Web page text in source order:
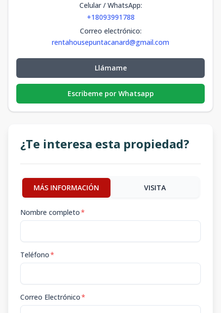
Celular / WhatsApp:
+18093991788
Correo electrónico:
rentahousepuntacanard@gmail.com
Llámame
Escribeme por Whatsapp
¿Te interesa esta propiedad?
MÁS INFORMACIÓN VISITA
Nombre completo*
Teléfono*
Correo Electrónico*